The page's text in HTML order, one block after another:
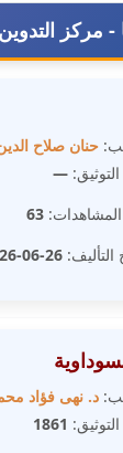
حجازي
- مركز التدوين
حنان صلاح
—
63
التأليف: 26-06-2026
د. نهى فؤاد
1861